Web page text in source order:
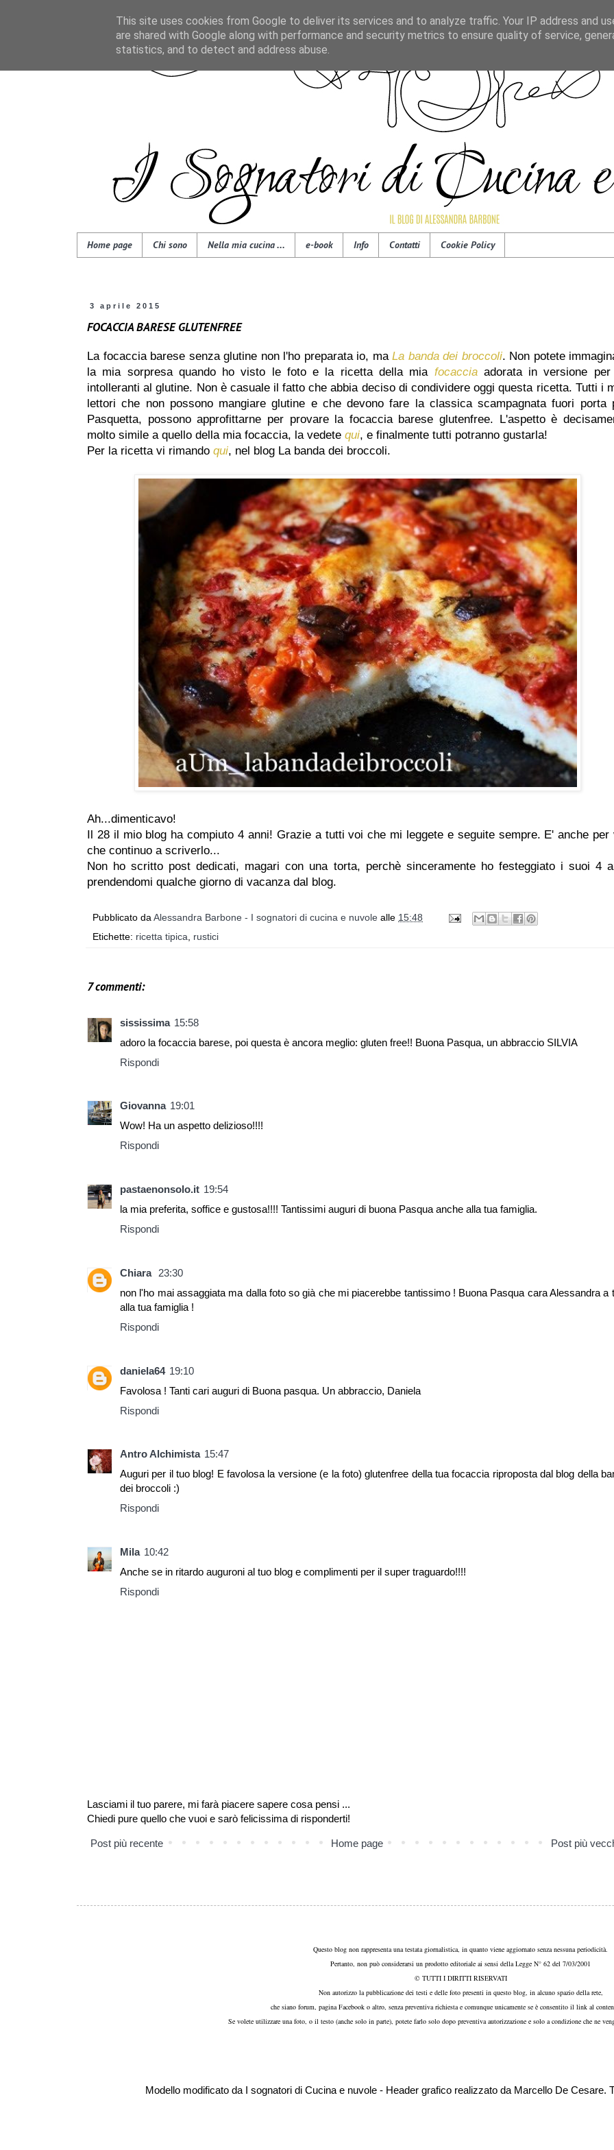
Home page Chi sono Nella mia cucina ... e-book Info Contatti Cookie Policy
3 aprile 2015
FOCACCIA BARESE GLUTENFREE
La focaccia barese senza glutine non l'ho preparata io, ma La banda dei broccoli. Non potete
la mia sorpresa quando ho visto le foto e la ricetta della mia focacciaadorata in versione per
intolleranti al glutine. Non è casuale il fatto che abbia deciso di condividere oggi questa ricetta. Tutti i
lettori che non possono mangiare glutine e che devono fare la classica scampagnata fuori porta
Pasquetta, possono approfittarne per provare la focaccia barese glutenfree. L'aspetto è
molto simile a quello della mia focaccia, la vedete qui, e finalmente tutti potranno gustarla!
Per la ricetta vi rimando qui, nel blog La banda dei broccoli.
Ah...dimenticavo!
Il 28 il mio blog ha compiuto 4 anni! Grazie a tutti voi che mi leggete e seguite sempre. E' anche per
che continuo a scriverlo...
Non ho scritto post dedicati, magari con una torta, perchè sinceramente ho festeggiato i suoi 4
prendendomi qualche giorno di vacanza dal blog.
Pubblicato da Alessandra Barbone - I sognatori di cucina e nuvole alle 15:48
Etichette: ricetta tipica rustici
7 commenti:
sississima 15:58
adoro la focaccia barese, poi questa è ancora meglio: gluten free!! Buona Pasqua, un abbraccio SILVIA
Rispondi
Giovanna 19:01
Wow! Ha un aspetto delizioso!!!!
Rispondi
pastaenonsolo.it 19:54
la mia preferita, soffice e gustosa!!!! Tantissimi auguri di buona Pasqua anche alla tua famiglia.
Rispondi
Chiara 23:30
non l'ho mai assaggiata ma dalla foto so già che mi piacerebbe tantissimo ! Buona Pasqua cara Alessandra a
alla tua famiglia !
Rispondi
daniela64 19:10
Favolosa ! Tanti cari auguri di Buona pasqua. Un abbraccio, Daniela
Rispondi
Antro Alchimista 15:47
Auguri per il tuo blog! E favolosa la versione (e la foto) glutenfree della tua focaccia riproposta dal blog della
dei broccoli :)
Rispondi
Mila 10:42
Anche se in ritardo auguroni al tuo blog e complimenti per il super traguardo!!!!
Rispondi
Lasciami il tuo parere, mi farà piacere sapere cosa pensi ...
Chiedi pure quello che vuoi e sarò felicissima di risponderti!
Post più recente Post più
Home page
Questo blog non rappresenta una testata giornalistica, in quanto viene aggiornato senza nessuna periodicità.
Pertanto, non può considerarsi un prodotto editoriale ai sensi della Legge N° 62 del 7/03/2001
© TUTTI I DIRITTI RISERVATI
Non autorizzo la pubblicazione dei testi e delle foto presenti in questo blog, in alcuno spazio della rete,
che siano forum, pagina Facebook o altro, senza preventiva richiesta e comunque unicamente se è consentito il link al
Se volete utilizzare una foto, o il testo (anche solo in parte), potete farlo solo dopo preventiva autorizzazione e solo a condizione che ne
Modello modificato da I sognatori di Cucina e nuvole - Header grafico realizzato da Marcello De Cesare.
This site uses cookies from Google to deliver its services and to analyze traffic. Your IP address and
are shared with Google along with performance and security metrics to ensure quality of service,
statistics, and to detect and address abuse.